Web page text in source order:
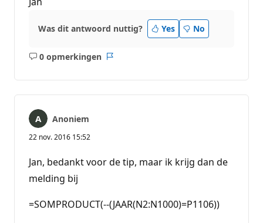
Was dit antwoord nuttig? Yes No
0 opmerkingen
Geen
Anoniem
22 nov. 2016 15:52
Jan, bedankt voor de tip, maar ik krijg dan de
melding bij
=SOMPRODUCT(--(JAAR(N2:N1000)=P1106))